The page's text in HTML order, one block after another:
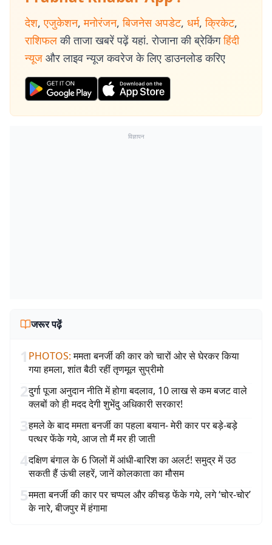
देश, एजुकेशन, मनोरंजन, बिजनेस अपडेट, धर्म, क्रिकेट,
राशिफल की ताजा खबरें पढ़ें यहां. रोजाना की ब्रेकिंग हिंदी
न्यूज और लाइव न्यूज कवरेज के लिए डाउनलोड करिए
विज्ञापन
जरूर पढ़ें
1 PHOTOS: ममता बनर्जी की कार को चारों ओर से घेरकर किया
गया हमला, शांत बैठी रहीं तृणमूल सुप्रीमो
2दुर्गा पूजा अनुदान नीति में होगा बदलाव, 10 लाख से कम बजट वाले
क्लबों को ही मदद देगी शुभेंदु अधिकारी सरकार!
3हमले के बाद ममता बनर्जी का पहला बयान- मेरी कार पर बड़े-बड़े
पत्थर फेंके गये, आज तो मैं मर ही जाती
4दक्षिण बंगाल के 6 जिलों में आंधी-बारिश का अलर्ट! समुद्र में उठ
सकती हैं ऊंची लहरें, जानें कोलकाता का मौसम
5ममता बनर्जी की कार पर चप्पल और कीचड़ फेंके गये, लगे ‘चोर-चोर’
के नारे, बीजपुर में हंगामा